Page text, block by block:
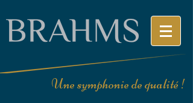
Une symphonie de qualité !